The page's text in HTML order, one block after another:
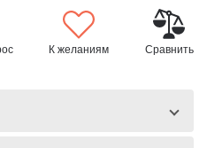
К желаниям Сравнить